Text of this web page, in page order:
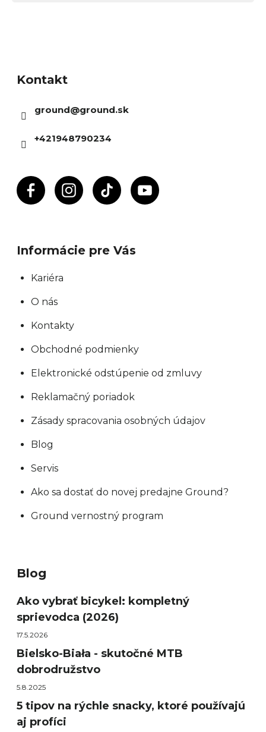
Kontakt
ground@ground.sk
+421948790234
Informácie pre Vás
Kariéra
O nás
Kontakty
Obchodné podmienky
Elektronické odstúpenie od zmluvy
Reklamačný poriadok
Zásady spracovania osobných údajov
Blog
Servis
Ako sa dostať do novej predajne Ground?
Ground vernostný program
Blog
Ako vybrať bicykel: kompletný
sprievodca (2026)
17.5.2026
Bielsko-Biała - skutočné MTB
dobrodružstvo
5.8.2025
5 tipov na rýchle snacky, ktoré používajú
aj profíci